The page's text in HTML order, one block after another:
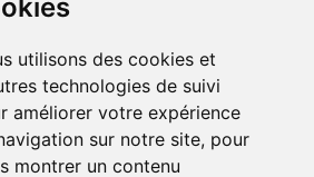
utilisons des cookies et
technologies de suivi
améliorer votre expérience
sur notre site, pour
montrer un contenu
utilisons des cookies et
technologies de suivi
améliorer votre expérience
sur notre site, pour
montrer un contenu
information)